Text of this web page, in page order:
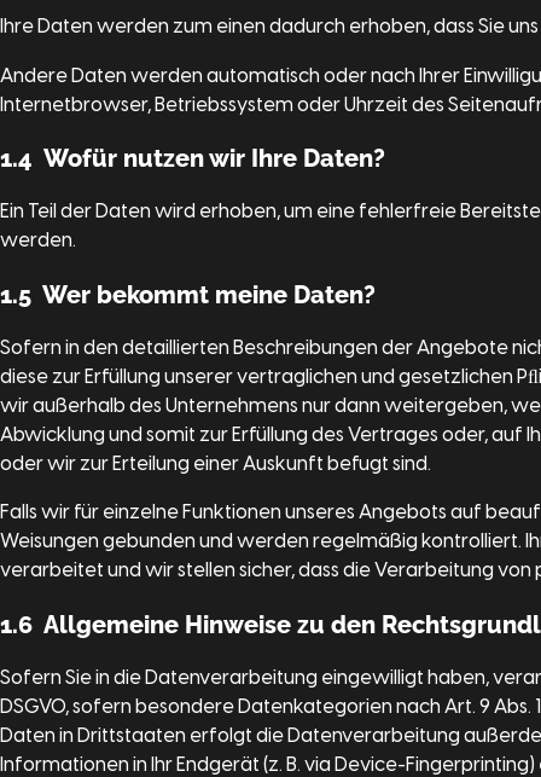
Ihre Daten werden zum einen dadurch erhoben, dass Sie
Andere Daten werden automatisch oder nach Ihrer
Internetbrowser, Betriebssystem oder Uhrzeit des
1.4 Wofür nutzen wir Ihre Daten?
Ein Teil der Daten wird erhoben, um eine fehlerfreie
werden.
1.5 Wer bekommt meine Daten?
Sofern in den detaillierten Beschreibungen der Angebote
diese zur Erfüllung unserer vertraglichen und gesetzlichen
wir außerhalb des Unternehmens nur dann weitergeben,
Abwicklung und somit zur Erfüllung des Vertrages oder, auf
oder wir zur Erteilung einer Auskunft befugt sind.
Falls wir für einzelne Funktionen unseres Angebots auf
Weisungen gebunden und werden regelmäßig kontrolliert.
verarbeitet und wir stellen sicher, dass die Verarbeitung
1.6 Allgemeine Hinweise zu den
Sofern Sie in die Datenverarbeitung eingewilligt haben,
DSGVO, sofern besondere Datenkategorien nach Art. 9
Daten in Drittstaaten erfolgt die Datenverarbeitung
Informationen in Ihr Endgerät (z. B. via Device-